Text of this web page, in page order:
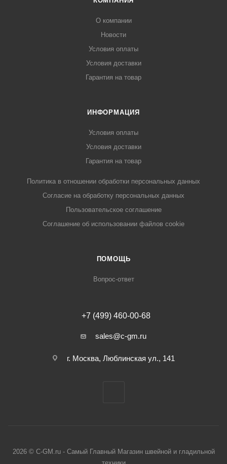
О компании
Новости
Условия оплаты
Условия доставки
Гарантия на товар
ИНФОРМАЦИЯ
Условия оплаты
Условия доставки
Гарантия на товар
Политика в отношении обработки персональных данных
Cогласие на обработку персональных данных
Пользовательское соглашение
Cоглашение об использовании файлов cookie
ПОМОЩЬ
Вопрос-ответ
+7 (499) 460-00-68
sales@c-gm.ru
г. Москва, Люблинская ул., 141
2026 © C-GM.ru - Самый Главный Магазин швейной и гладильной